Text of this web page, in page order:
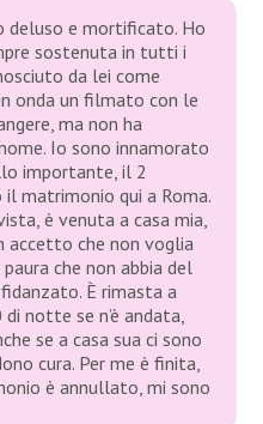
deluso e mortificato. Ho
sostenuta in tutti i
da lei come
onda un filmato con le
ma non ha
Io sono innamorato
importante, il 2
matrimonio qui a Roma.
è venuta a casa mia,
accetto che non voglia
che non abbia del
È rimasta a
notte se n’è andata,
se a casa sua ci sono
cura. Per me è finita,
è annullato, mi sono